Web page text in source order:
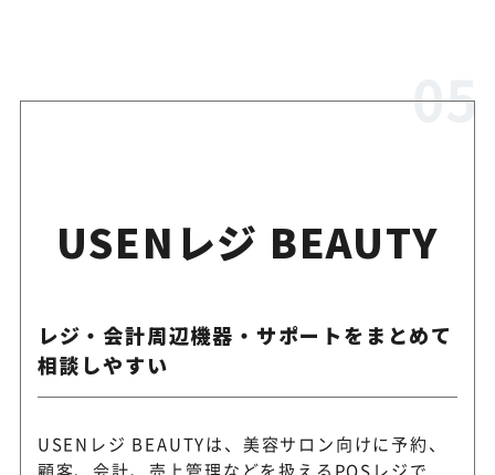
USENレジ BEAUTY
レジ・会計周辺機器・サポートをまとめて
相談しやすい
USENレジ BEAUTYは、美容サロン向けに予約、
顧客、会計、売上管理などを扱えるPOSレジで